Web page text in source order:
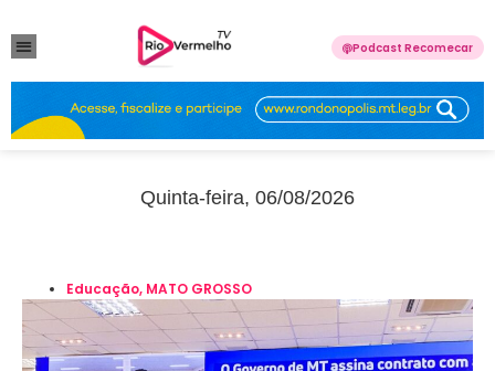
Podcast Recomecar
Quinta-feira, 06/08/2026
Educação, MATO GROSSO